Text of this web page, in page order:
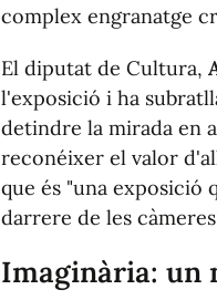
complex engranatge
El diputat de Cultura,
l'exposició i ha
detindre la mirada en
reconéixer el valor
que és "una exposició
darrere de les
Imaginària: un